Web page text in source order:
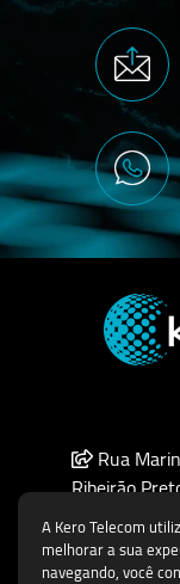
Rua
Ribeirão
A Kero Telecom
melhorar a sua
navegando, você